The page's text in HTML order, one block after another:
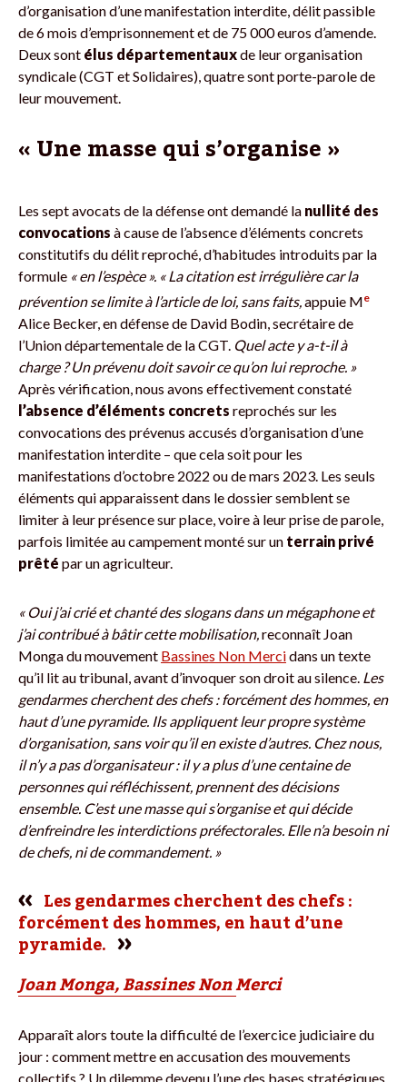
d’organisation d’une manifestation interdite, délit passible
de 6 mois d’emprisonnement et de 75 000 euros d’amende.
Deux sont élus départementauxde leur organisation
syndicale (CGT et Solidaires), quatre sont porte-parole de
leur mouvement.
« Une masse qui s’organise »
Les sept avocats de la défense ont demandé la nullité des
convocations à cause de l’absence d’éléments concrets
constitutifs du délit reproché, d’habitudes introduits par la
formule « en l’espèce ». « La citation est irrégulière car la
prévention se limite à l’article de loi, sans faits,appuie Me
Alice Becker, en défense de David Bodin, secrétaire de
l’Union départementale de la CGT. Quel acte y a-t-il à
charge ? Un prévenu doit savoir ce qu’on lui reproche. »
Après vérification, nous avons effectivement constaté
l’absence d’éléments concrets reprochés sur les
convocations des prévenus accusés d’organisation d’une
manifestation interdite – que cela soit pour les
manifestations d’octobre 2022 ou de mars 2023. Les seuls
éléments qui apparaissent dans le dossier semblent se
limiter à leur présence sur place, voire à leur prise de parole,
parfois limitée au campement monté sur un terrain privé
prêté par un agriculteur.
« Oui j’ai crié et chanté des slogans dans un mégaphone et
j’ai contribué à bâtir cette mobilisation,reconnaît Joan
Monga du mouvement Bassines Non Mercidans un texte
qu’il lit au tribunal, avant d’invoquer son droit au silence. Les
gendarmes cherchent des chefs : forcément des hommes, en
haut d’une pyramide. Ils appliquent leur propre système
d’organisation, sans voir qu’il en existe d’autres. Chez nous,
il n’y a pas d’organisateur : il y a plus d’une centaine de
personnes qui réfléchissent, prennent des décisions
ensemble. C’est une masse qui s’organise et qui décide
d’enfreindre les interdictions préfectorales. Elle n’a besoin ni
de chefs, ni de commandement. »
Les gendarmes cherchent des chefs :
forcément des hommes, en haut d’une
pyramide.
Joan Monga, Bassines Non Merci
Apparaît alors toute la difficulté de l’exercice judiciaire du
jour : comment mettre en accusation des mouvements
collectifs ? Un dilemme devenu l’une des bases stratégiques